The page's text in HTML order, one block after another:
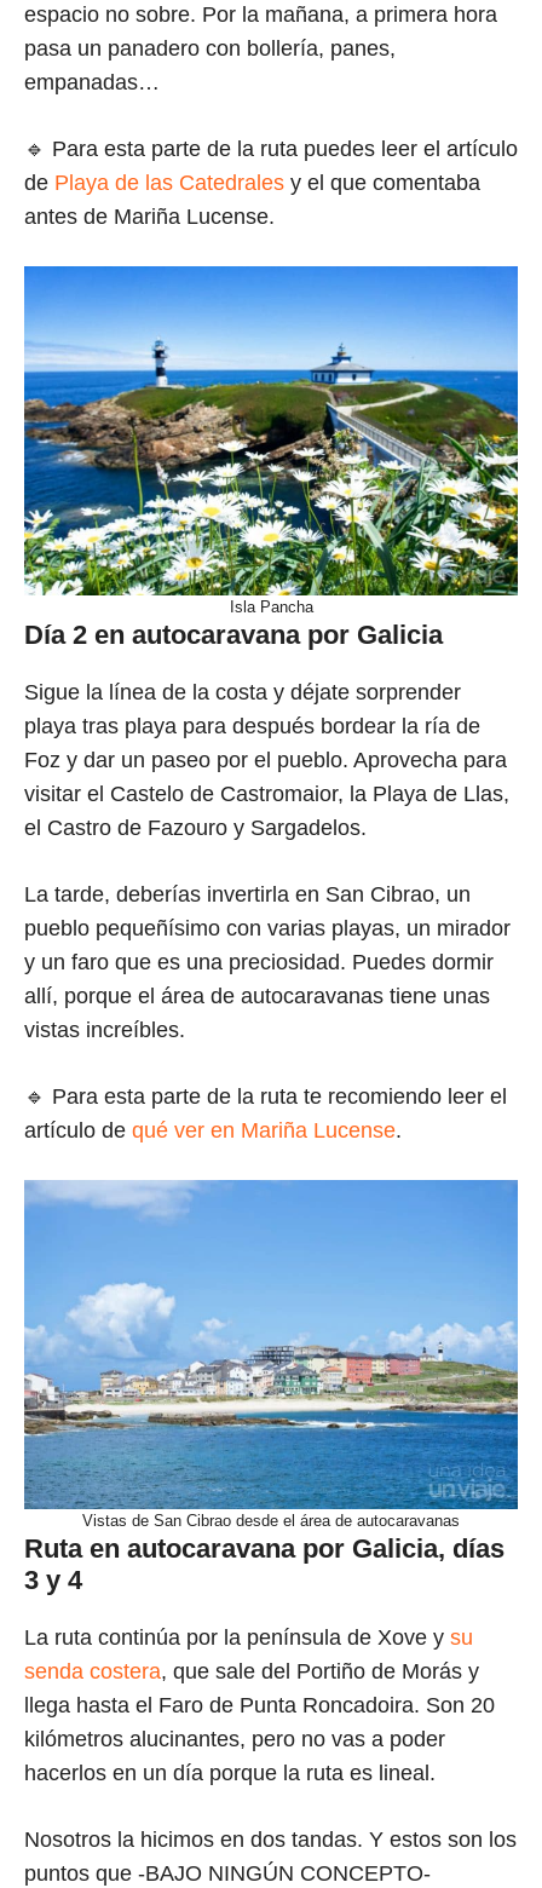
espacio no sobre. Por la mañana, a primera hora
pasa un panadero con bollería, panes,
empanadas…
🔹 Para esta parte de la ruta puedes leer el artículo
de Playa de las Catedrales y el que comentaba
antes de Mariña Lucense.
Isla Pancha
Día 2 en autocaravana por Galicia
Sigue la línea de la costa y déjate sorprender
playa tras playa para después bordear la ría de
Foz y dar un paseo por el pueblo. Aprovecha para
visitar el Castelo de Castromaior, la Playa de Llas,
el Castro de Fazouro y Sargadelos.
La tarde, deberías invertirla en San Cibrao, un
pueblo pequeñísimo con varias playas, un mirador
y un faro que es una preciosidad. Puedes dormir
allí, porque el área de autocaravanas tiene unas
vistas increíbles.
🔹 Para esta parte de la ruta te recomiendo leer el
artículo de qué ver en Mariña Lucense.
Vistas de San Cibrao desde el área de autocaravanas
Ruta en autocaravana por Galicia, días
3 y 4
La ruta continúa por la península de Xove y su
senda costera, que sale del Portiño de Morás y
llega hasta el Faro de Punta Roncadoira. Son 20
kilómetros alucinantes, pero no vas a poder
hacerlos en un día porque la ruta es lineal.
Nosotros la hicimos en dos tandas. Y estos son los
puntos que -BAJO NINGÚN CONCEPTO-